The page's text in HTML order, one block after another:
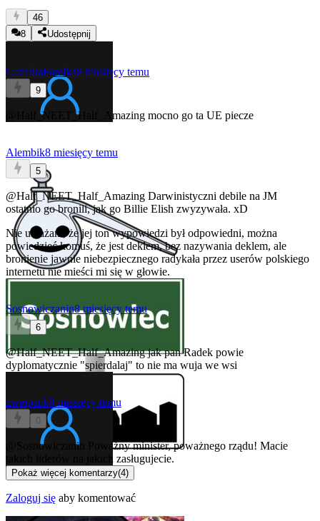
46
8
Udostępnij
GazelkaFarelka8 miesięcy temu
9
@Half_NEET_Half_Amazing mocno go ta UE piecze
Alembik8 miesięcy temu
5
@Half_NEET_Half_Amazing Darwinistyczni debile na JM
ostatnio go bronili, jak go Billie Elish zwyzywała. xD
Nie uważam, że jej ton wypowiedzi był odpowiedni, można
powiedzieć komuś, że jest deklem, bez nazywania deklem, ale
bronienie jawnie niebezpiecznego radykała przez userów polskiego
internetu nie mieści mi się w głowie.
Sosnowiczanin8 miesięcy temu
6
@Half_NEET_Half_Amazingjak pan Radek powie
dyplomatycznie "spierdalaj" to nie ma wuja we wsi
zweipack8 miesięcy temu
0
@Sosnowiczanin
Poważny minister, poważnego rządu! Macie
takich liderów na jakich zasługujecie.
Pokaż więcej komentarzy(4)
Zaloguj się aby komentować